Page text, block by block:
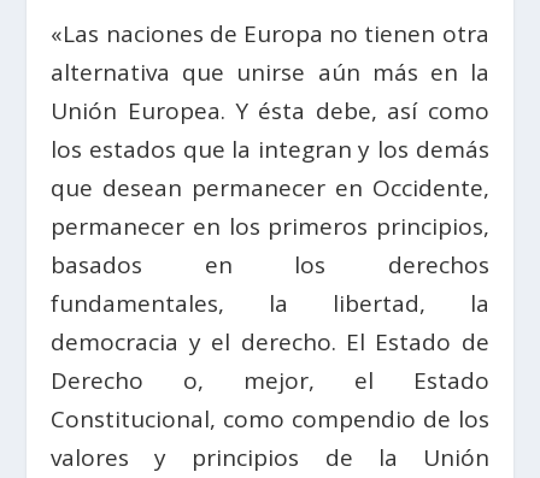
«Las naciones de Europa no tienen otra
alternativa que unirse aún más en la
Unión Europea. Y ésta debe, así como
los estados que la integran y los demás
que desean permanecer en Occidente,
permanecer en los primeros principios,
basados en los derechos
fundamentales, la libertad, la
democracia y el derecho. El Estado de
Derecho o, mejor, el Estado
Constitucional, como compendio de los
valores y principios de la Unión